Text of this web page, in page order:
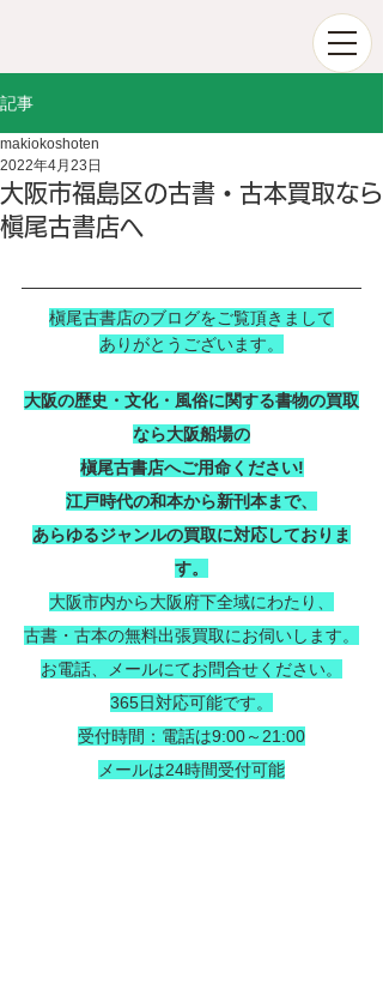
記事
大阪市福島区の古書・古本買取なら
槇尾古書店へ
makiokoshoten
2022年4月23日
槇尾古書店のブログをご覧頂きまして
ありがとうございます。
大阪の歴史・文化・風俗に関する書物の買取
なら大阪船場の
槇尾古書店へご用命ください!
江戸時代の和本から新刊本まで、
あらゆるジャンルの買取に対応しておりま
す。
大阪市内から大阪府下全域にわたり、
古書・古本の無料出張買取にお伺いします。
お電話、メールにてお問合せください。
365日対応可能です。
受付時間：電話は9:00～21:00
メールは24時間受付可能